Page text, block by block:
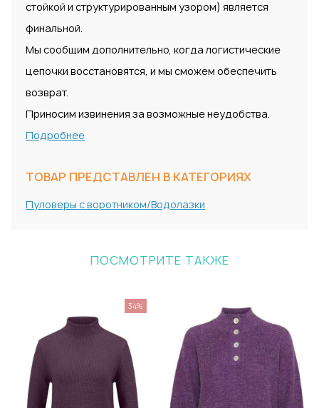
стойкой и структурированным узором) является
финальной.
Мы сообщим дополнительно, когда логистические
цепочки восстановятся, и мы сможем обеспечить
возврат.
Приносим извинения за возможные неудобства.
Подробнее
ТОВАР ПРЕДСТАВЛЕН В КАТЕГОРИЯХ
Пуловеры с воротником/Водолазки
ПОСМОТРИТЕ ТАКЖЕ
34%